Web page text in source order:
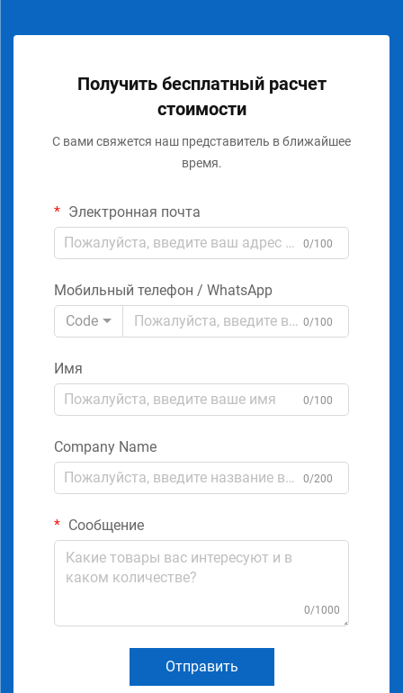
Получить бесплатный расчет
стоимости
С вами свяжется наш представитель в ближайшее
время.
Электронная почта
0/100
Мобильный телефон / WhatsApp
Code
0/100
Имя
0/100
Company Name
0/200
Сообщение
0/1000
Отправить